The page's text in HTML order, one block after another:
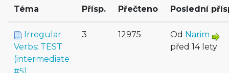
Téma Přísp. Přečteno Poslední
Irregular
Verbs: TEST
(intermediate
3 12975 Od Narim
před 14 lety